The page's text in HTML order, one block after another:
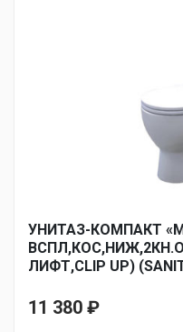
УНИТАЗ-КОМПАКТ
ЛИФТ,CLIP UP)
11 380 ₽